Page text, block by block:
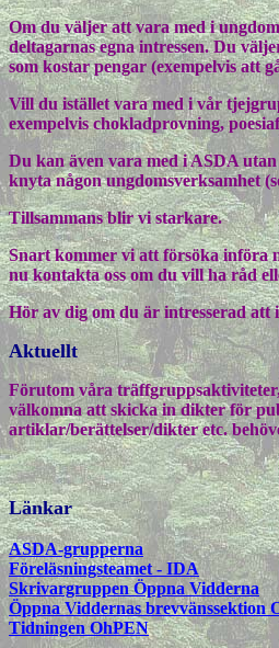
Om du väljer att vara med i
deltagarnas egna intressen. Du
som kostar pengar (exempelvis att
Vill du istället vara med i vår
exempelvis chokladprovning,
Du kan även vara med i ASDA
knyta någon ungdomsverksamhet
Tillsammans blir vi starkare.
Snart kommer vi att försöka införa
nu kontakta oss om du vill ha råd
Hör av dig om du är intresserad att
Aktuellt
Förutom våra
välkomna att skicka in dikter för
artiklar/berättelser/dikter etc.
Länkar
ASDA-grupperna
Föreläsningsteamet - IDA
Skrivargruppen Öppna Vidderna
Öppna Viddernas brevvänssektion
Tidningen OhPEN